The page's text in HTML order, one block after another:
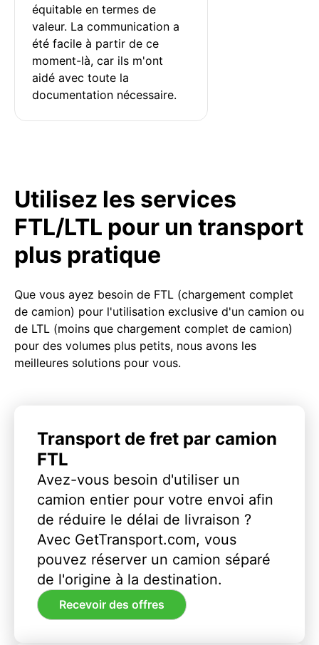
équitable en termes de
valeur. La communication a
été facile à partir de ce
moment-là, car ils m'ont
aidé avec toute la
documentation nécessaire.
Utilisez les services
FTL/LTL pour un transport
plus pratique
Que vous ayez besoin de FTL (chargement complet
de camion) pour l'utilisation exclusive d'un camion ou
de LTL (moins que chargement complet de camion)
pour des volumes plus petits, nous avons les
meilleures solutions pour vous.
Transport de fret par camion
FTL
Avez-vous besoin d'utiliser un
camion entier pour votre envoi afin
de réduire le délai de livraison ?
Avec GetTransport.com, vous
pouvez réserver un camion séparé
de l'origine à la destination.
Recevoir des offres